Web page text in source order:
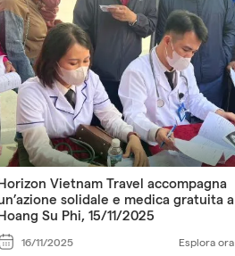
Vietnam Travel accompagna
solidale e medica gratuita a
Su Phi, 15/11/2025
16/11/2025 Esplora ora